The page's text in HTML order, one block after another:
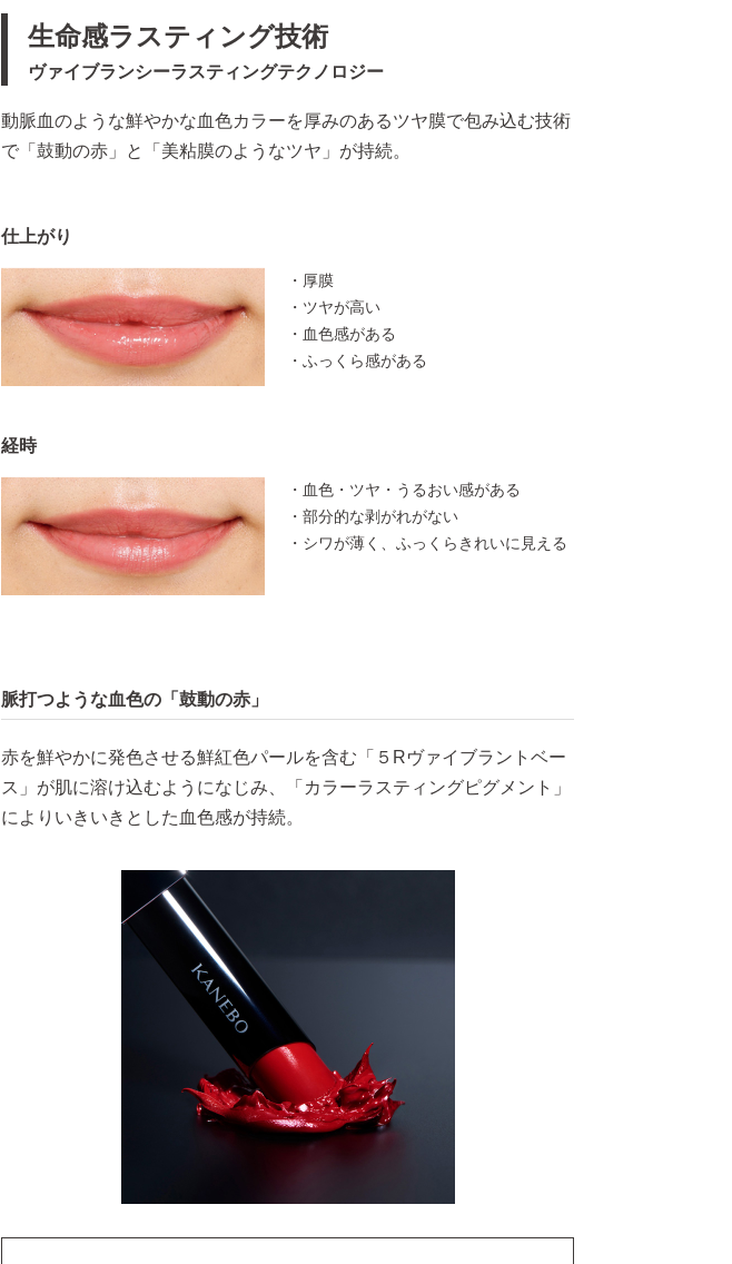
生命感ラスティング技術
ヴァイブランシーラスティングテクノロジー
動脈血のような鮮やかな血色カラーを厚みのあるツヤ膜で包み込む技術
で「鼓動の赤」と「美粘膜のようなツヤ」が持続。​
仕上がり
・厚膜
・ツヤが高い
・血色感がある
・ふっくら感がある
経時
・血色・ツヤ・うるおい感がある
・部分的な剥がれがない
・シワが薄く、ふっくらきれいに見える
脈打つような血色の「鼓動の赤」
赤を鮮やかに発色させる鮮紅色パールを含む「５Rヴァイブラントベー
ス」が肌に溶け込むようになじみ、「カラーラスティングピグメント」
によりいきいきとした血色感が持続。